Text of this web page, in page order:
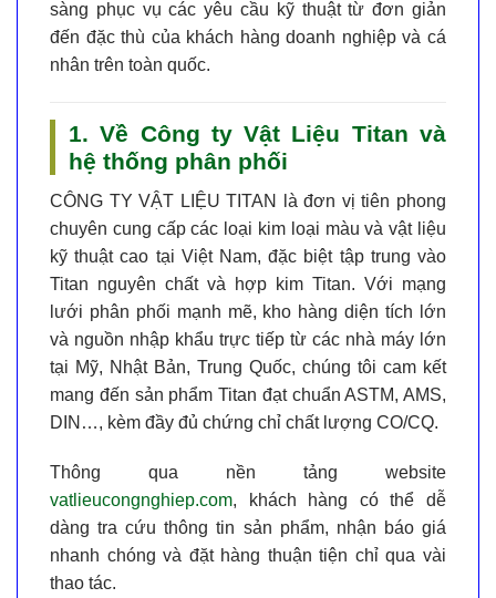
sàng phục vụ các yêu cầu kỹ thuật từ đơn giản
đến đặc thù của khách hàng doanh nghiệp và cá
nhân trên toàn quốc.
1. Về Công ty Vật Liệu Titan và
hệ thống phân phối
CÔNG TY VẬT LIỆU TITAN
là đơn vị tiên phong
chuyên cung cấp các loại kim loại màu và vật liệu
kỹ thuật cao tại Việt Nam, đặc biệt tập trung vào
Titan nguyên chất và hợp kim Titan. Với mạng
lưới phân phối mạnh mẽ, kho hàng diện tích lớn
và nguồn nhập khẩu trực tiếp từ các nhà máy lớn
tại Mỹ, Nhật Bản, Trung Quốc, chúng tôi cam kết
mang đến sản phẩm Titan đạt chuẩn ASTM, AMS,
DIN…, kèm đầy đủ chứng chỉ chất lượng CO/CQ.
Thông qua nền tảng website
vatlieucongnghiep.com, khách hàng có thể dễ
dàng tra cứu thông tin sản phẩm, nhận báo giá
nhanh chóng và đặt hàng thuận tiện chỉ qua vài
thao tác.